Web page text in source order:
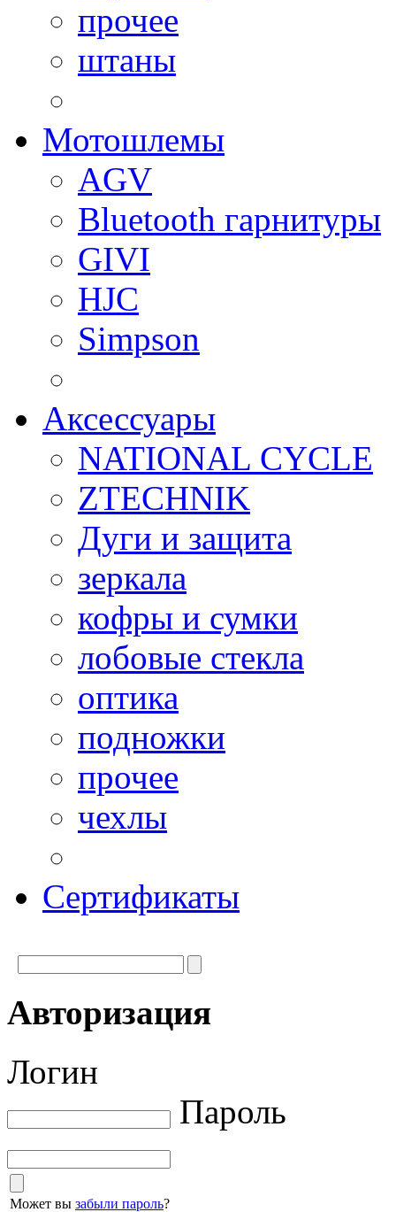
прочее
штаны
Мотошлемы
AGV
Bluetooth гарнитуры
GIVI
HJC
Simpson
Аксессуары
NATIONAL CYCLE
ZTECHNIK
Дуги и защита
зеркала
кофры и сумки
лобовые стекла
оптика
подножки
прочее
чехлы
Сертификаты
Авторизация
Логин
Пароль
Может вы забыли пароль?